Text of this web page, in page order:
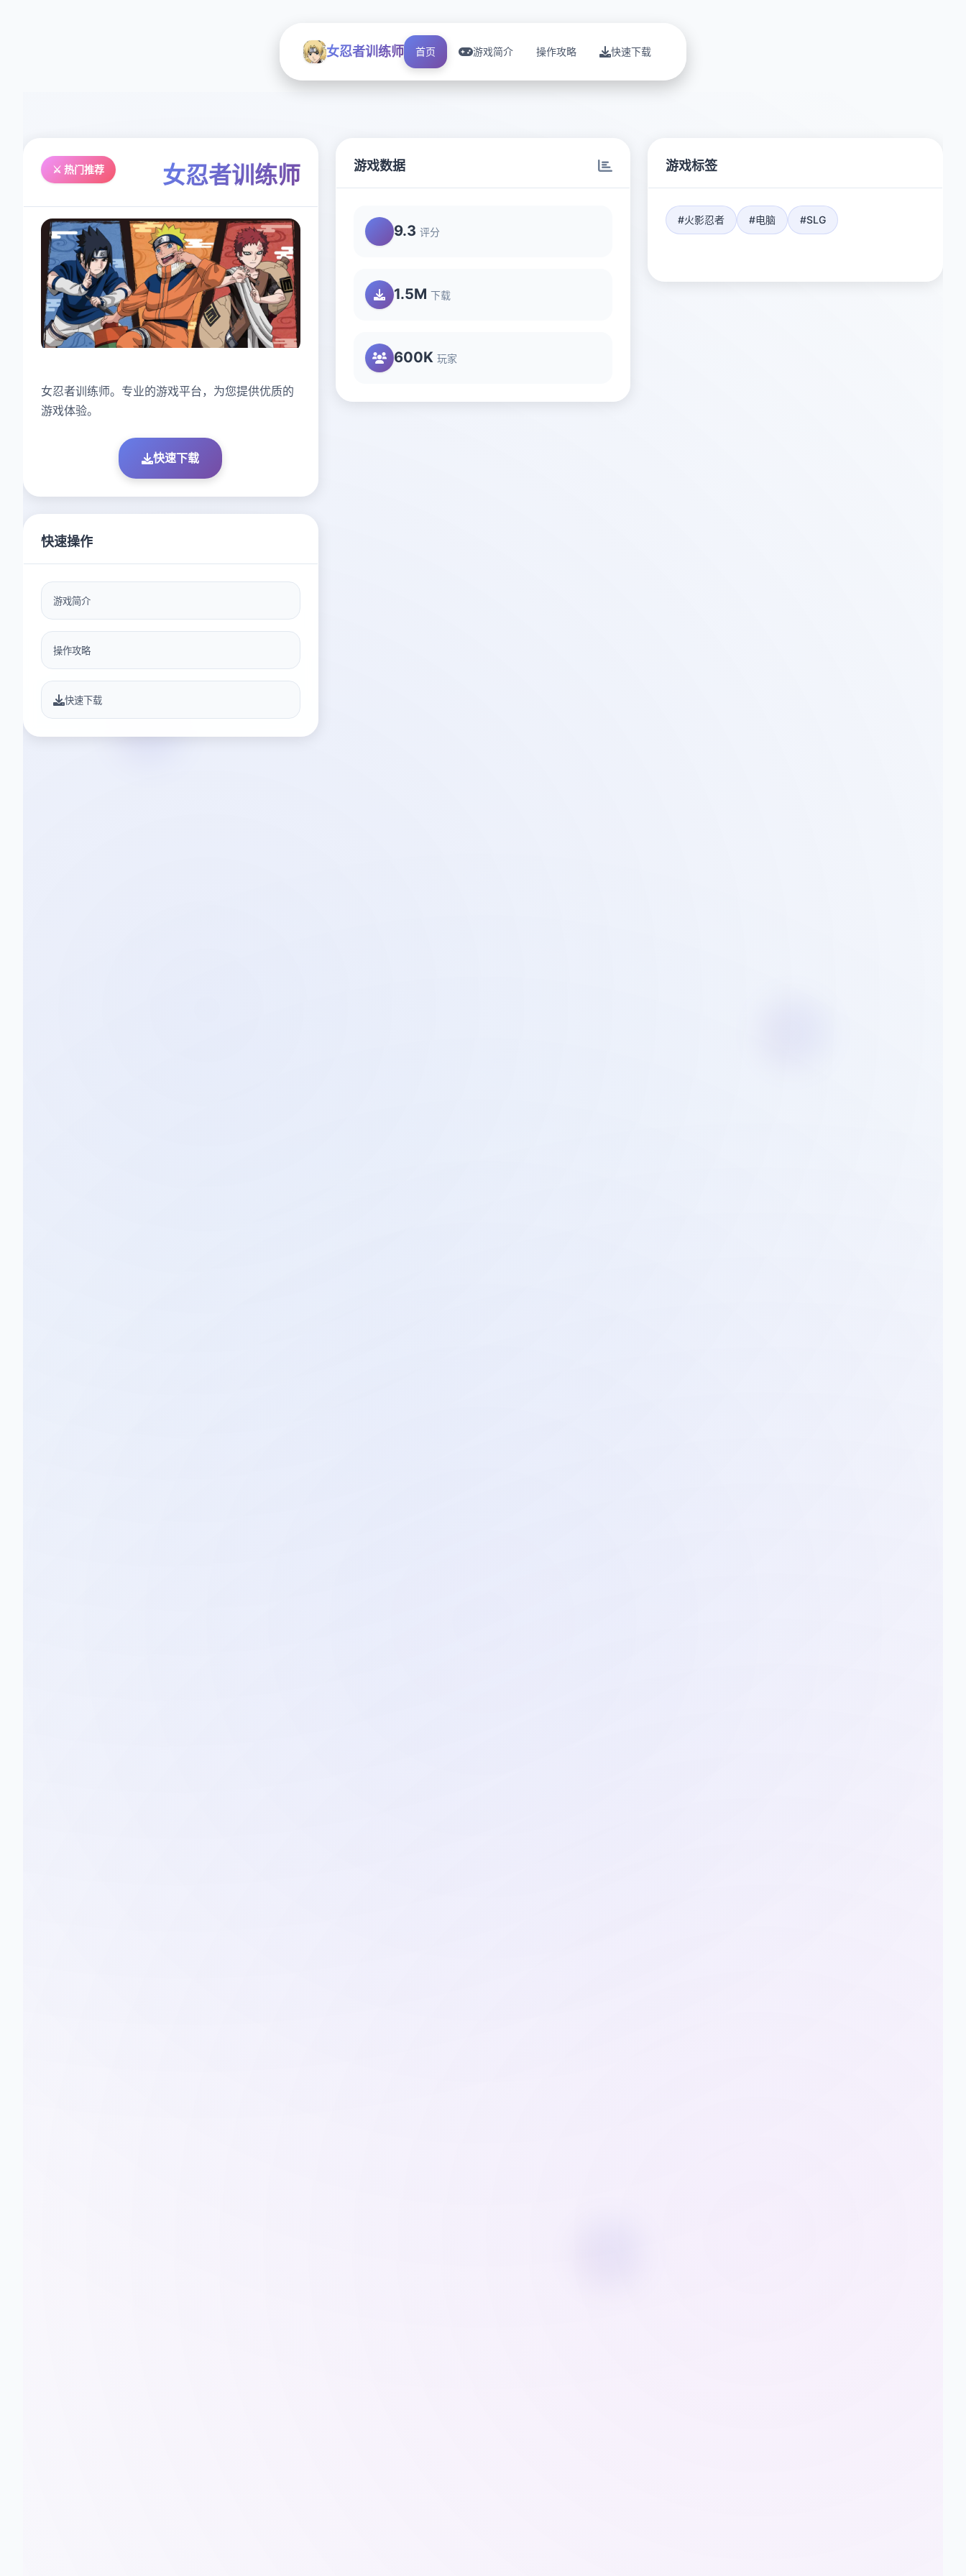
女忍者训练师 首页 游戏简介 操作攻略 快速下载
⚔️ 热门推荐 女忍者训练师
女忍者训练师。专业的游戏平台，为您提供优质的
游戏体验。
快速下载
游戏数据
9.3 评分
1.5M 下载
600K 玩家
游戏标签
#火影忍者 #电脑 #SLG
快速操作
游戏简介
操作攻略
快速下载